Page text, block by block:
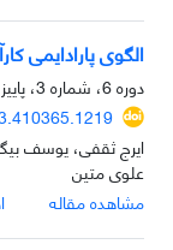
الگوی پارادایمی
دوره 6، شماره 3، پاییز 1402، صفحه
ایرج ثقفی، یوسف
علوی متین
مشاهده مقاله